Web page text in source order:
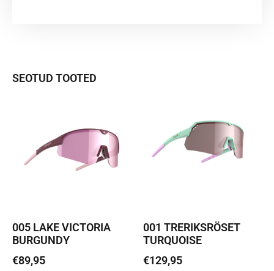
SEOTUD TOOTED
005 LAKE VICTORIA
BURGUNDY
€89,95
001 TRERIKSRÖSET
TURQUOISE
€129,95